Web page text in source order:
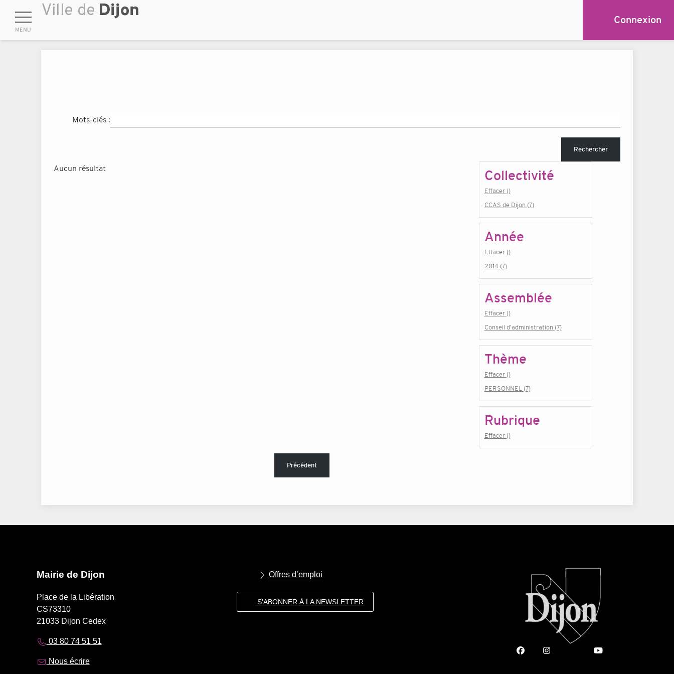
Connexion
Mots-clés :
Rechercher
Aucun résultat Collectivité
Effacer ()
CCAS de Dijon (7)
Année
Effacer ()
2014 (7)
Assemblée
Effacer ()
Conseil d'administration (7)
Thème
Effacer ()
PERSONNEL (7)
Rubrique
Effacer ()
Précédent
Mairie de Dijon
Place de la Libération
CS73310
21033 Dijon Cedex
03 80 74 51 51
Nous écrire
Offres d’emploi
S'ABONNER À LA NEWSLETTER